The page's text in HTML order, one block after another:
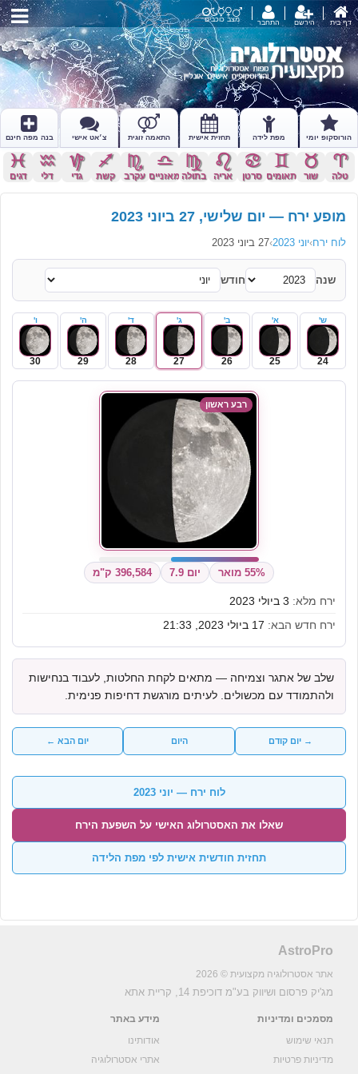
דף בית הירשם התחבר מצב כוכבים
הורוסקופ יומי מפת לידה תחזית אישית התאמה זוגית צ׳אט אישי בנה מפה חינם
a
טלה
s
שור
d
תאומים
f
סרטן
g
אריה
h
בתולה
j
מאזניים
k
עקרב
l
קשת
z
גדי
x
דלי
c
דגים
מופע ירח — יום שלישי, 27 ביוני 2023
לוח ירח›יוני 2023 ›27 ביוני 2023
שנה חודש
ש'
24
א'
25
ב'
26
ג'
27
ד'
28
ה'
29
ו'
30
רבע ראשון
55% מואר יום 7.9 396,584 ק"מ
ירח מלא:
ירח חדש הבא:
שלב של אתגר וצמיחה — מתאים לקחת החלטות, לעבוד בנחישות
ולהתמודד עם מכשולים. לעיתים מורגשת דחיפות פנימית.
→ יום קודם היום יום הבא ←
לוח ירח — יוני 2023
שאלו את האסטרולוג האישי על השפעת הירח
תחזית חודשית אישית לפי מפת הלידה
AstroPro
אתר אסטרולוגיה מקצועית © 2026
מג'יק פרסום ושיווק בע"מ דוכיפת 14, קריית אתא
מסמכים ומדיניות
תנאי שימוש
מדיניות פרטיות
מידע באתר
אודותינו
אתרי אסטרולוגיה